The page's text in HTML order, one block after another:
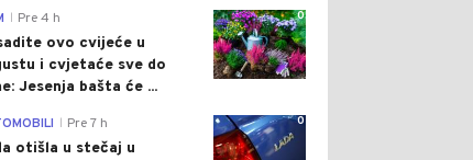
0
Pre 4 h
ovo cvijeće u
i cvjetaće sve do
Jesenja bašta će ...
0
Pre 7 h
otišla u stečaj u